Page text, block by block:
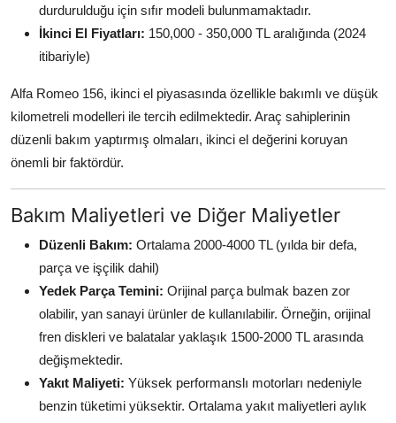
durdurulduğu için sıfır modeli bulunmamaktadır.
İkinci El Fiyatları: 150,000 - 350,000 TL aralığında (2024
itibariyle)
Alfa Romeo 156, ikinci el piyasasında özellikle bakımlı ve düşük
kilometreli modelleri ile tercih edilmektedir. Araç sahiplerinin
düzenli bakım yaptırmış olmaları, ikinci el değerini koruyan
önemli bir faktördür.
Bakım Maliyetleri ve Diğer Maliyetler
Düzenli Bakım: Ortalama 2000-4000 TL (yılda bir defa,
parça ve işçilik dahil)
Yedek Parça Temini: Orijinal parça bulmak bazen zor
olabilir, yan sanayi ürünler de kullanılabilir. Örneğin, orijinal
fren diskleri ve balatalar yaklaşık 1500-2000 TL arasında
değişmektedir.
Yakıt Maliyeti: Yüksek performanslı motorları nedeniyle
benzin tüketimi yüksektir. Ortalama yakıt maliyetleri aylık